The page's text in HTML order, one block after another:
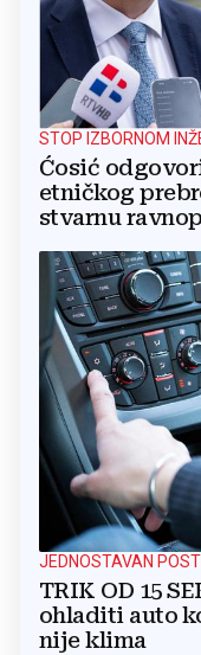
STOP IZBORNOM
Ćosić
etničkog
stvarnu
JEDNOSTAVAN
TRIK OD 15
ohladiti auto
nije klima